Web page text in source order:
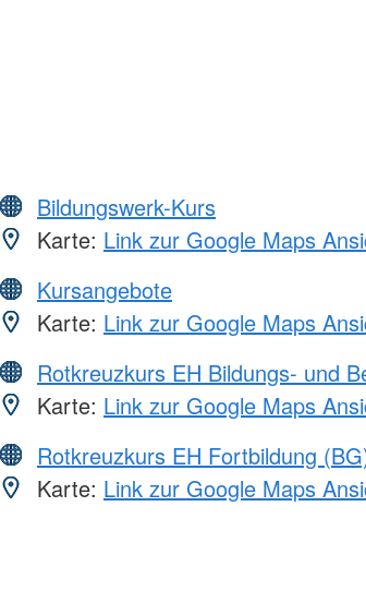
Bildungswerk-Kurs
Karte: Link zur Google Maps
Kursangebote
Karte: Link zur Google Maps
Rotkreuzkurs EH Bildungs- und
Karte: Link zur Google Maps
Rotkreuzkurs EH Fortbildung
Karte: Link zur Google Maps